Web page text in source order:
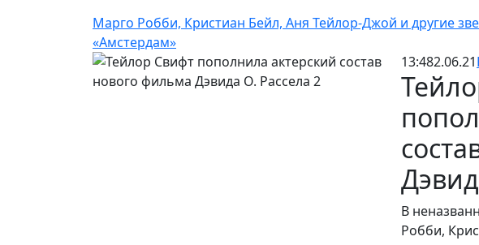
Марго Робби, Кристиан Бейл, Аня Тейлор-Джой и другие
«Амстердам»
13:482.06.21
В
Робби,